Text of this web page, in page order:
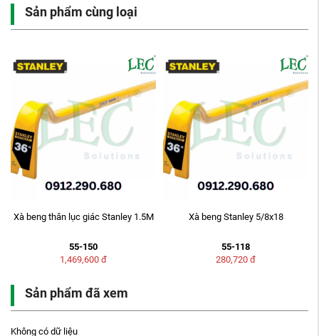
Sản phẩm cùng loại
Xà beng thân lục giác Stanley 1.5M
55-150
1,469,600 đ
Xà beng Stanley 5/8x18
55-118
280,720 đ
Sản phẩm đã xem
Không có dữ liệu